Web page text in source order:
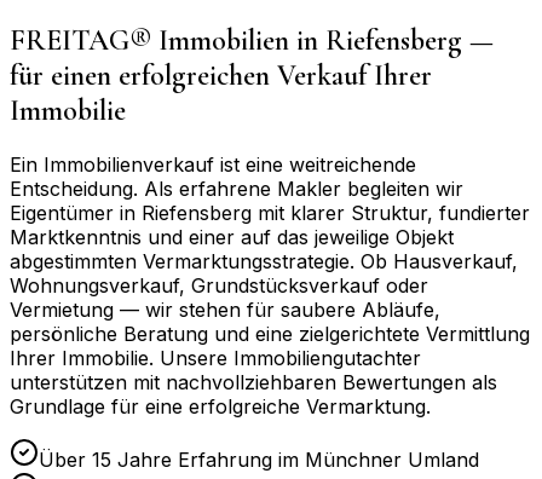
FREITAG® Immobilien in Riefensberg —
für einen erfolgreichen Verkauf Ihrer
Immobilie
Ein Immobilienverkauf ist eine weitreichende
Entscheidung. Als erfahrene Makler begleiten wir
Eigentümer in Riefensberg mit klarer Struktur, fundierter
Marktkenntnis und einer auf das jeweilige Objekt
abgestimmten Vermarktungsstrategie. Ob Hausverkauf,
Wohnungsverkauf, Grundstücksverkauf oder
Vermietung — wir stehen für saubere Abläufe,
persönliche Beratung und eine zielgerichtete Vermittlung
Ihrer Immobilie. Unsere Immobiliengutachter
unterstützen mit nachvollziehbaren Bewertungen als
Grundlage für eine erfolgreiche Vermarktung.
Über 15 Jahre Erfahrung im Münchner Umland